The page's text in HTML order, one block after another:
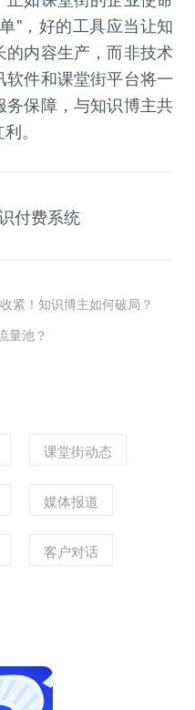
"，好的工具应当让知
的内容生产，而非技术
件和课堂街平台将一
务保障，与知识博主共
。
付费系统
紧！知识博主如何破局？
量池？
课堂街动态
媒体报道
客户对话